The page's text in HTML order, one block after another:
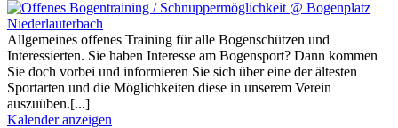
Allgemeines offenes Training für alle Bogenschützen und
Interessierten. Sie haben Interesse am Bogensport? Dann kommen
Sie doch vorbei und informieren Sie sich über eine der ältesten
Sportarten und die Möglichkeiten diese in unserem Verein
auszuüben.[...]
Kalender anzeigen